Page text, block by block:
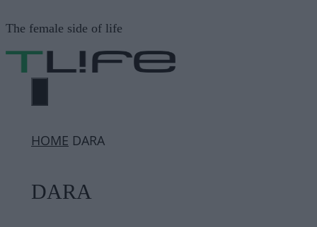
σε
περιεχόμενο
The female side of life
ΜΕΝΟΎ
ΗΟΜΕ DARA
DARA